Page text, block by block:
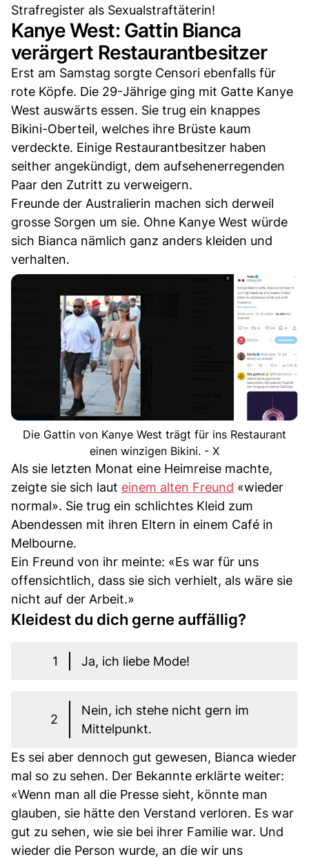
Strafregister als Sexualstraftäterin!
Kanye West: Gattin Bianca
verärgert Restaurantbesitzer
Erst am Samstag sorgte Censori ebenfalls für
rote Köpfe. Die 29-Jährige ging mit Gatte Kanye
West auswärts essen. Sie trug ein knappes
Bikini-Oberteil, welches ihre Brüste kaum
verdeckte. Einige Restaurantbesitzer haben
seither angekündigt, dem aufsehenerregenden
Paar den Zutritt zu verweigern.
Freunde der Australierin machen sich derweil
grosse Sorgen um sie. Ohne Kanye West würde
sich Bianca nämlich ganz anders kleiden und
verhalten.
Die Gattin von Kanye West trägt für ins Restaurant
einen winzigen Bikini. - X
Als sie letzten Monat eine Heimreise machte,
zeigte sie sich laut einem alten Freund «wieder
normal». Sie trug ein schlichtes Kleid zum
Abendessen mit ihren Eltern in einem Café in
Melbourne.
Ein Freund von ihr meinte: «Es war für uns
offensichtlich, dass sie sich verhielt, als wäre sie
nicht auf der Arbeit.»
Kleidest du dich gerne auffällig?
1 Ja, ich liebe Mode!
2
Nein, ich stehe nicht gern im
Mittelpunkt.
Es sei aber dennoch gut gewesen, Bianca wieder
mal so zu sehen. Der Bekannte erklärte weiter:
«Wenn man all die Presse sieht, könnte man
glauben, sie hätte den Verstand verloren. Es war
gut zu sehen, wie sie bei ihrer Familie war. Und
wieder die Person wurde, an die wir uns